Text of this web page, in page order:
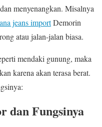
menyenangkan. Misalnya
jeans importDemorin
atau jalan-jalan biasa.
mendaki gunung, maka
karena akan terasa berat.
dan Fungsinya